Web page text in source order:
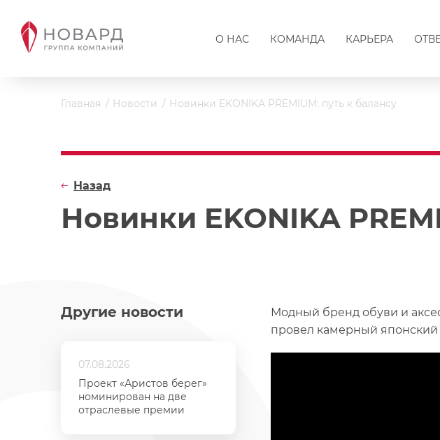
О НАС КОМАНДА КАРЬЕРА
Главная Новости Новинки EKONIKA PREMIUM: путь к балансу
Новинки EKONIKA
Назад
Другие новости
07.08.2026
Проект «Аристов берег»
номинирован на две
отраслевые премии
Модный бренд обуви и
провел камерный